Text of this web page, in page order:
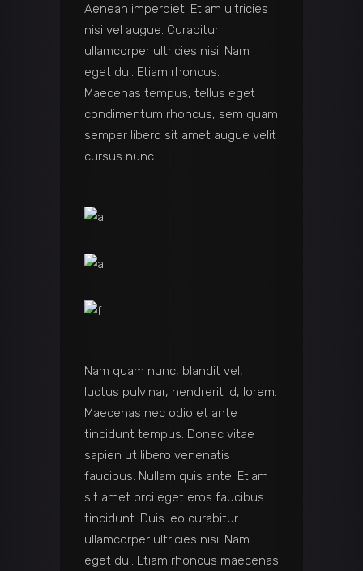
Aenean imperdiet. Etiam ultricies
nisi vel augue. Curabitur
ullamcorper ultricies nisi. Nam
eget dui. Etiam rhoncus.
Maecenas tempus, tellus eget
condimentum rhoncus, sem quam
semper libero sit amet augue velit
cursus nunc.
Nam quam nunc, blandit vel,
luctus pulvinar, hendrerit id, lorem.
Maecenas nec odio et ante
tincidunt tempus. Donec vitae
sapien ut libero venenatis
faucibus. Nullam quis ante. Etiam
sit amet orci eget eros faucibus
tincidunt. Duis leo curabitur
ullamcorper ultricies nisi. Nam
eget dui. Etiam rhoncus maecenas